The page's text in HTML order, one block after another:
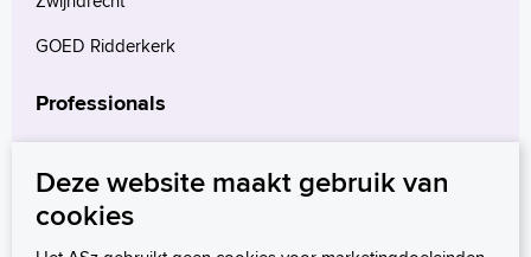
GOED Ridderkerk
Professionals
Verwijzers
Wetenschappelijk onderzoek
Deze website maakt gebruik van
cookies